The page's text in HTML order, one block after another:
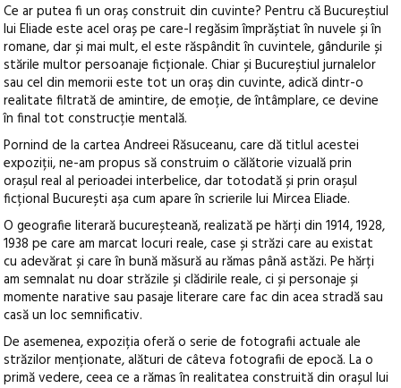
Ce ar putea fi un oraș construit din cuvinte? Pentru că Bucureștiul
lui Eliade este acel oraș pe care-l regăsim împrăștiat în nuvele și în
romane, dar și mai mult, el este răspândit în cuvintele, gândurile și
stările multor persoanaje ficționale. Chiar și Bucureștiul jurnalelor
sau cel din memorii este tot un oraș din cuvinte, adică dintr-o
realitate filtrată de amintire, de emoție, de întâmplare, ce devine
în final tot construcție mentală.
Pornind de la cartea Andreei Răsuceanu, care dă titlul acestei
expoziții, ne-am propus să construim o călătorie vizuală prin
orașul real al perioadei interbelice, dar totodată și prin orașul
ficțional București așa cum apare în scrierile lui Mircea Eliade.
O geografie literară bucureșteană, realizată pe hărți din 1914, 1928,
1938 pe care am marcat locuri reale, case și străzi care au existat
cu adevărat și care în bună măsură au rămas până astăzi. Pe hărți
am semnalat nu doar străzile și clădirile reale, ci și personaje și
momente narative sau pasaje literare care fac din acea stradă sau
casă un loc semnificativ.
De asemenea, expoziția oferă o serie de fotografii actuale ale
străzilor menționate, alături de câteva fotografii de epocă. La o
primă vedere, ceea ce a rămas în realitatea construită din orașul lui